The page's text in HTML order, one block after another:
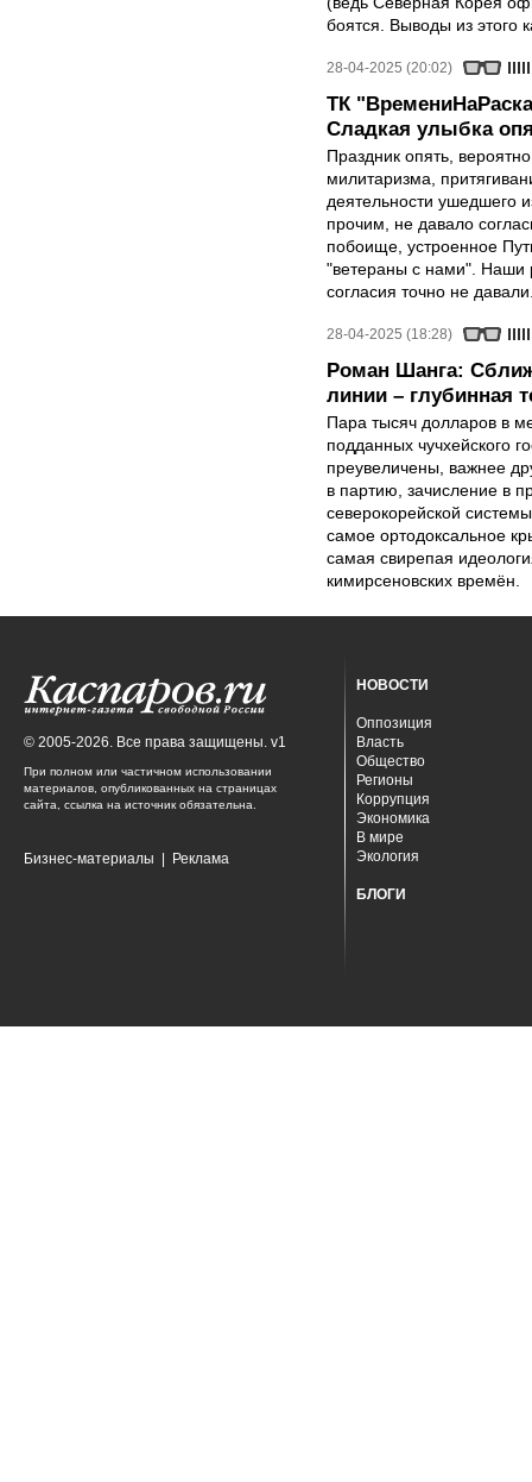
боятся. Выводы из этого
28-04-2025 (20:02)
ТК
Сладкая улыбка
Праздник опять,
милитаризма,
деятельности ушедшего
прочим, не давало
побоище, устроенное
"ветераны с нами". Наши
согласия точно не
28-04-2025 (18:28)
Роман Шанга:
линии – глубинная
Пара тысяч долларов в
подданных чучхейского
преувеличены, важнее
в партию, зачисление в
северокорейской
самое ортодоксальное
самая свирепая
кимирсеновских времён.
© 2005-2026. Все права защищены. v1
При полном или частичном использовании
материалов, опубликованных на страницах
сайта, ссылка на источник обязательна.
Бизнес-материалы Реклама
НОВОСТИ
Оппозиция
Власть
Общество
Регионы
Коррупция
Экономика
В мире
Экология
БЛОГИ